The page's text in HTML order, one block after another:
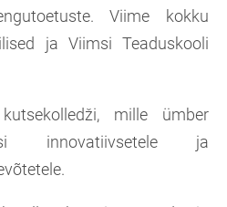
Viime kokku
ja Viimsi Teaduskooli
mille ümber
innovatiivsetele ja